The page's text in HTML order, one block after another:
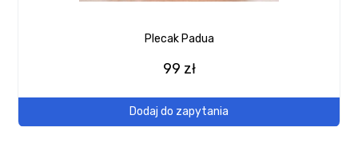
Plecak Padua
99 zł
Dodaj do zapytania